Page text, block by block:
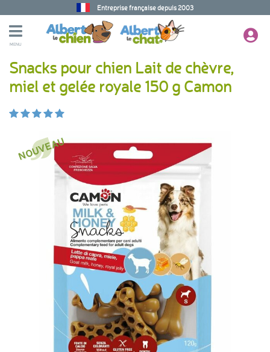
Entreprise française depuis 2003
MENU
Snacks pour chien Lait de chèvre,
miel et gelée royale 150 g Camon